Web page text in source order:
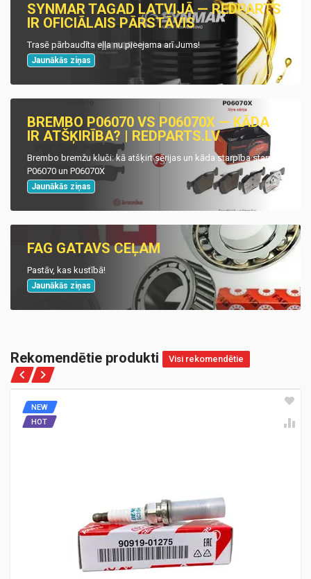
SYNMAR TAGAD LATVIJĀ — REDPARTS
IR OFICIĀLAIS PĀRSTĀVIS
Trasē pārbaudīta eļļa nu pieejama arī Jums!
Jaunākās ziņas
BREMBO P06070 VS P06070X — KĀDA
IR ATŠĶIRĪBA? | REDPARTS.LV
Brembo bremžu kluči: kā atšķirt sērijas un kāda starpība starp
P06070 un P06070X
Jaunākās ziņas
FAG GATAVS CEĻAM
Pastāv, kas kustībā!
Jaunākās ziņas
Rekomendētie produkti Visi rekomendētie
NEW
HOT